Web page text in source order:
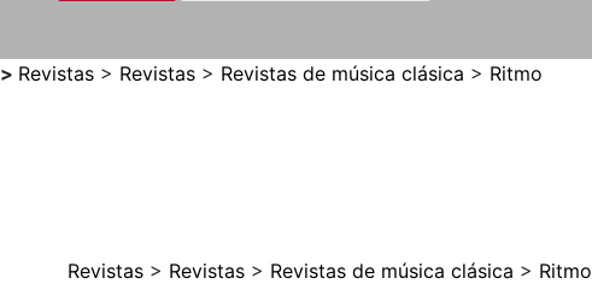
> Revistas > Revistas > Revistas de música clásica > Ritmo
Revistas > Revistas > Revistas de música clásica > Ritmo